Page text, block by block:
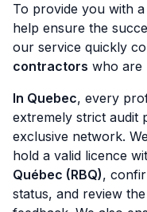
To provide you with
help ensure the
our service quickly
contractors who are
In Quebec, every
extremely strict audit
exclusive network.
hold a valid licence
Québec (RBQ),
status, and review